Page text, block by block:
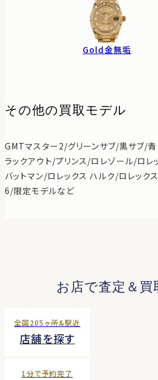
Gold金無垢
その他の買取モデル
GMTマスター2/グリーンサブ/黒サブ/
ラックアウト/プリンス/ロレゾール/ロレ
バットマン/ロレックス ハルク/ロレック
6/限定モデルなど
お店で査定＆買
全国205ヶ所&駅近
店舗を探す
1分で予約完了